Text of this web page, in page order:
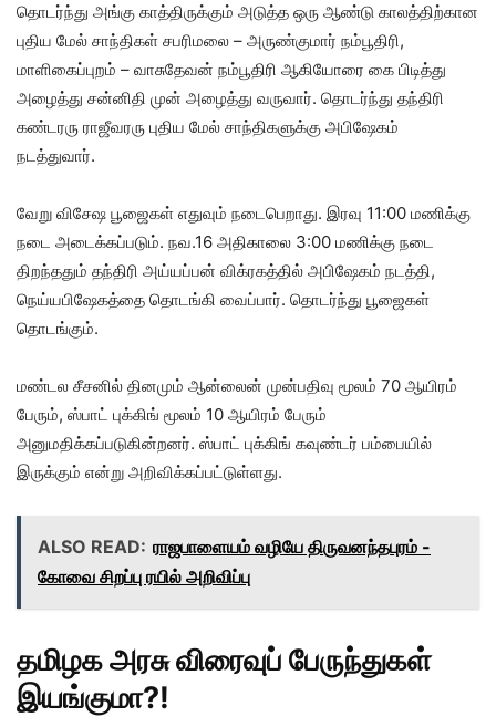
தொடர்ந்து அங்கு காத்திருக்கும் அடுத்த ஒரு ஆண்டு காலத்திற்கான
புதிய மேல் சாந்திகள் சபரிமலை – அருண்குமார் நம்பூதிரி,
மாளிகைப்புறம் – வாசுதேவன் நம்பூதிரி ஆகியோரை கை பிடித்து
அழைத்து சன்னிதி முன் அழைத்து வருவார். தொடர்ந்து தந்திரி
கண்டரரு ராஜீவரரு புதிய மேல் சாந்திகளுக்கு அபிஷேகம்
நடத்துவார்.
வேறு விசேஷ பூஜைகள் எதுவும் நடைபெறாது. இரவு 11:00 மணிக்கு
நடை அடைக்கப்படும். நவ.16 அதிகாலை 3:00 மணிக்கு நடை
திறந்ததும் தந்திரி அய்யப்பன் விக்ரகத்தில் அபிஷேகம் நடத்தி,
நெய்யபிஷேகத்தை தொடங்கி வைப்பார். தொடர்ந்து பூஜைகள்
தொடங்கும்.
மண்டல சீசனில் தினமும் ஆன்லைன் முன்பதிவு மூலம் 70 ஆயிரம்
பேரும், ஸ்பாட் புக்கிங் மூலம் 10 ஆயிரம் பேரும்
அனுமதிக்கப்படுகின்றனர். ஸ்பாட் புக்கிங் கவுண்டர் பம்பையில்
இருக்கும் என்று அறிவிக்கப்பட்டுள்ளது.
ALSO READ: ராஜபாளையம் வழியே திருவனந்தபுரம் -
கோவை சிறப்பு ரயில் அறிவிப்பு
தமிழக அரசு விரைவுப் பேருந்துகள்
இயங்குமா?!